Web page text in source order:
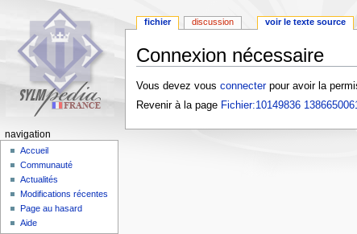
Connexion nécessaire
Aller
à
navigation
Aller
à
recherche
Vous devez vous connecterpour avoir la
Revenir à la page Fichier:10149836
fichier discussion voir le texte source
navigation
Accueil
Communauté
Actualités
Modifications récentes
Page au hasard
Aide